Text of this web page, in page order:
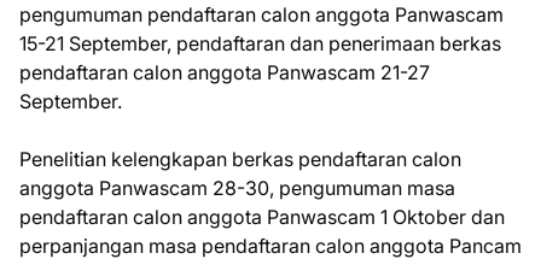
pengumuman pendaftaran calon anggota Panwascam
15-21 September, pendaftaran dan penerimaan berkas
pendaftaran calon anggota Panwascam 21-27
September.
Penelitian kelengkapan berkas pendaftaran calon
anggota Panwascam 28-30, pengumuman masa
pendaftaran calon anggota Panwascam 1 Oktober dan
perpanjangan masa pendaftaran calon anggota Pancam